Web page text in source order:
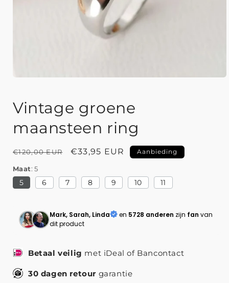
Vintage groene
maansteen ring
Normale
€120,00 EUR Aanbiedingsprijs
€33,95 EUR Aanbieding
Maat 5
5 6 7 8 9 10 11
Mark, Sarah, Linda en 5728 anderen zijn fan van
dit product
Betaal veilig met iDeal of Bancontact
30 dagen retour garantie